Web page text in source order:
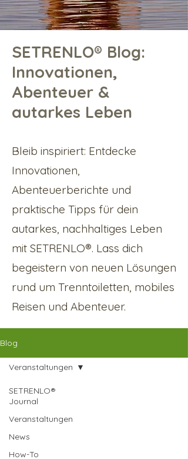
SETRENLO® Blog:
Innovationen,
Abenteuer &
autarkes Leben
Bleib inspiriert: Entdecke
Innovationen,
Abenteuerberichte und
praktische Tipps für dein
autarkes, nachhaltiges Leben
mit SETRENLO®. Lass dich
begeistern von neuen Lösungen
rund um Trenntoiletten, mobiles
Reisen und Abenteuer.
Blog
SETRENLO®
Journal
Veranstaltungen
News
How-To
Veranstaltungen